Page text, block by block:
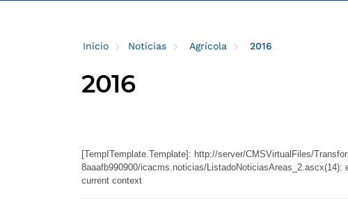
Inicio Noticias Agrícola 2016
2016
[TempITemplate.Template]: http://server/CMSVirtualFiles/
8aaafb990900/icacms.noticias/
current context